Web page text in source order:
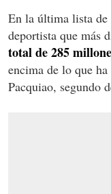
En la última lista de
deportista que más
total de 285
encima de lo que
Pacquiao, segundo